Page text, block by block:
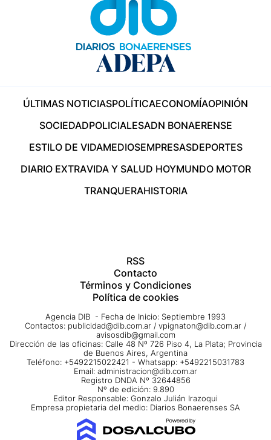
ÚLTIMAS NOTICIASPOLÍTICAECONOMÍAOPINIÓN
SOCIEDADPOLICIALESADN BONAERENSE
ESTILO DE VIDAMEDIOSEMPRESASDEPORTES
DIARIO EXTRAVIDA Y SALUD HOYMUNDO MOTOR
TRANQUERAHISTORIA
RSS
Contacto
Términos y Condiciones
Política de cookies
Agencia DIB - Fecha de Inicio: Septiembre 1993
Contactos: publicidad@dib.com.ar / vpignaton@dib.com.ar /
avisosdib@gmail.com
Dirección de las oficinas: Calle 48 Nº 726 Piso 4, La Plata; Provincia
de Buenos Aires, Argentina
Teléfono: +5492215022421 - Whatsapp: +5492215031783
Email: administracion@dib.com.ar
Registro DNDA Nº 32644856
Nº de edición: 9.890
Editor Responsable: Gonzalo Julián Irazoqui
Empresa propietaria del medio: Diarios Bonaerenses SA